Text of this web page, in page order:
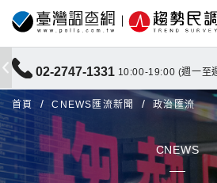
02-2747-1331 10:00-19:00 (週一至
首頁 CNEWS匯流新聞 政治匯流
CNEWS